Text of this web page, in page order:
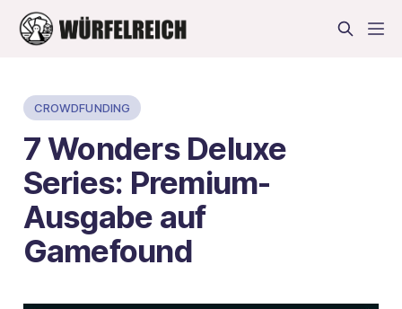
CROWDFUNDING
7 Wonders Deluxe
Series: Premium-
Ausgabe auf
Gamefound